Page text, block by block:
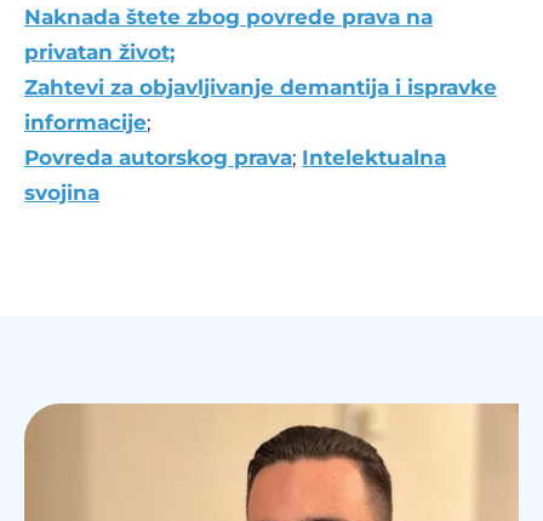
Naknada štete zbog povrede prava na
privatan život;
Zahtevi za objavljivanje demantija i ispravke
informacije;
Povreda autorskog prava; Intelektualna
svojina